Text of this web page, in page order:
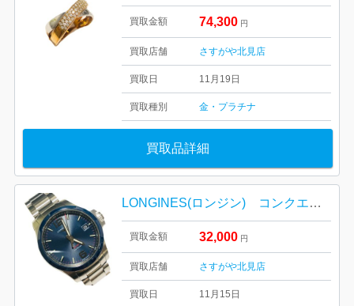
買取金額 74,300 円
買取店舗 さすがや北見店
買取日 11月19日
買取種別 金・プラチナ
買取品詳細
LONGINES(ロンジン) コンクエスト VHP 腕時計
買取金額 32,000 円
買取店舗 さすがや北見店
買取日 11月15日